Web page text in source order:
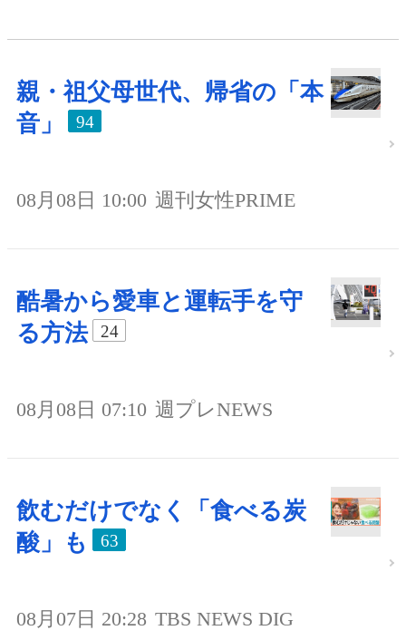
親・祖父母世代、帰省の「本
音」
94
08月08日 10:00 週刊女性PRIME
酷暑から愛車と運転手を守
る方法
24
08月08日 07:10 週プレNEWS
飲むだけでなく「食べる炭
酸」も
63
08月07日 20:28 TBS NEWS DIG